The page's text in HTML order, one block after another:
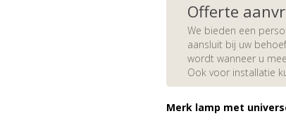
Offerte
We bieden een
aansluit bij uw
wordt wanneer u
Ook voor installatie
Merk lamp met